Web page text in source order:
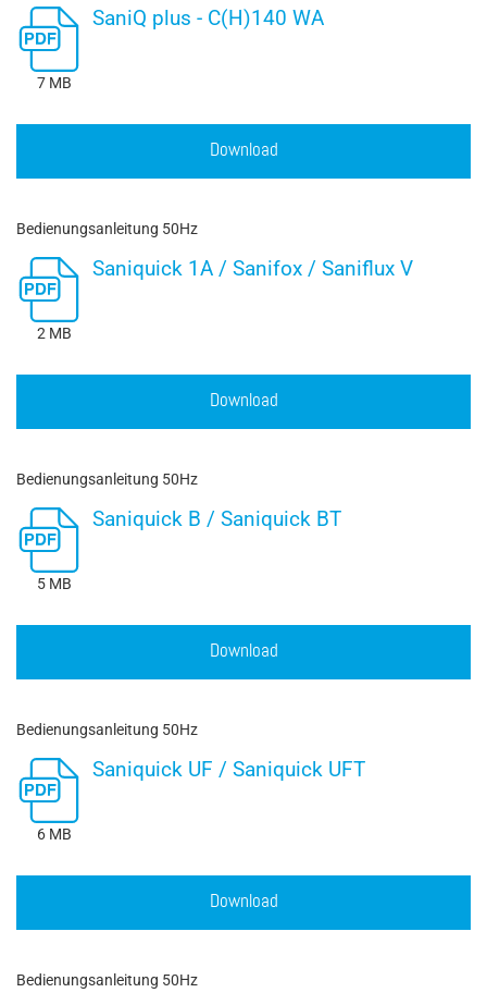
7 MB
SaniQ plus - C(H)140 WA
Download
Bedienungsanleitung 50Hz
2 MB
Saniquick 1A / Sanifox / Saniflux V
Download
Bedienungsanleitung 50Hz
5 MB
Saniquick B / Saniquick BT
Download
Bedienungsanleitung 50Hz
6 MB
Saniquick UF / Saniquick UFT
Download
Bedienungsanleitung 50Hz